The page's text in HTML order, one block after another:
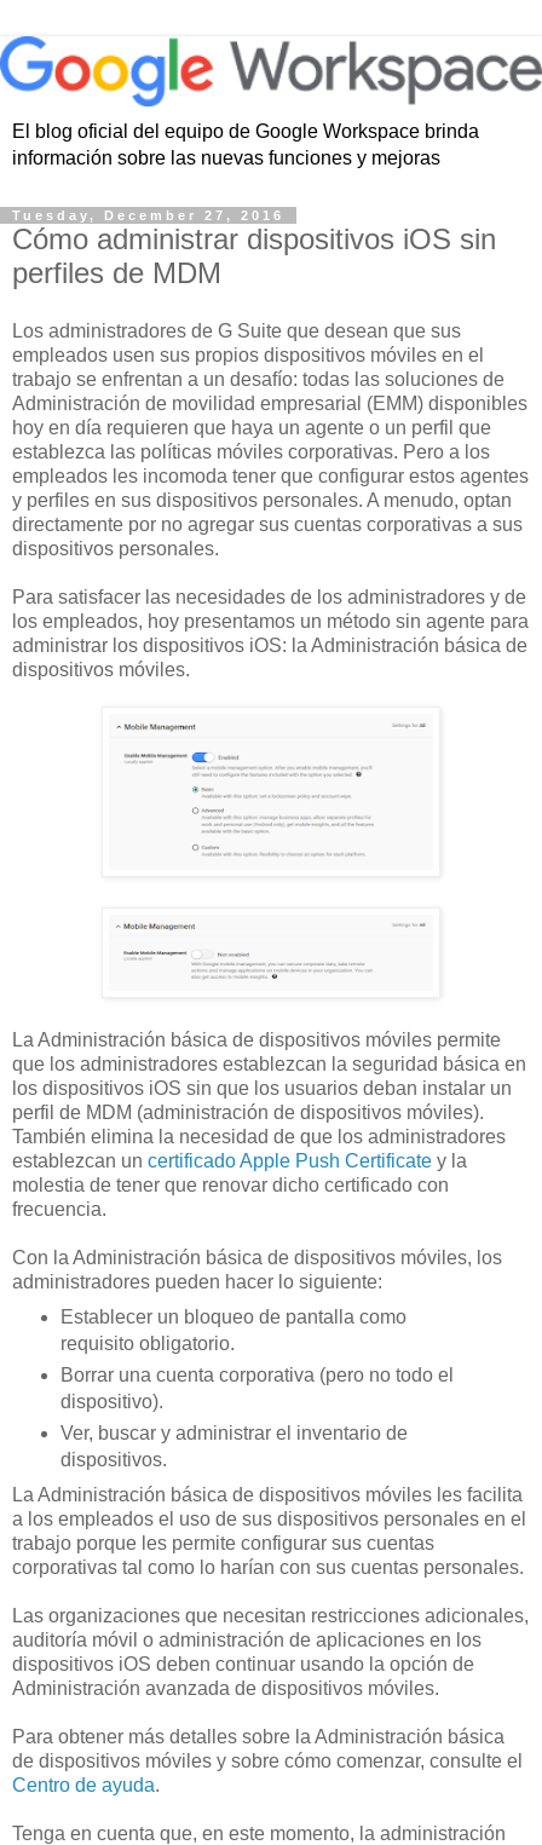
El blog oficial del equipo de Google Workspace brinda
información sobre las nuevas funciones y mejoras
Tuesday, December 27, 2016
Cómo administrar dispositivos iOS sin
perfiles de MDM
Los administradores de G Suite que desean que sus
empleados usen sus propios dispositivos móviles en el
trabajo se enfrentan a un desafío: todas las soluciones de
Administración de movilidad empresarial (EMM) disponibles
hoy en día requieren que haya un agente o un perfil que
establezca las políticas móviles corporativas. Pero a los
empleados les incomoda tener que configurar estos agentes
y perfiles en sus dispositivos personales. A menudo, optan
directamente por no agregar sus cuentas corporativas a sus
dispositivos personales.
Para satisfacer las necesidades de los administradores y de
los empleados, hoy presentamos un método sin agente para
administrar los dispositivos iOS: la Administración básica de
dispositivos móviles.
La Administración básica de dispositivos móviles permite
que los administradores establezcan la seguridad básica en
los dispositivos iOS sin que los usuarios deban instalar un
perfil de MDM (administración de dispositivos móviles).
También elimina la necesidad de que los administradores
establezcan un certificado Apple Push Certificate y la
molestia de tener que renovar dicho certificado con
frecuencia.
Con la Administración básica de dispositivos móviles, los
administradores pueden hacer lo siguiente:
Establecer un bloqueo de pantalla como
requisito obligatorio.
Borrar una cuenta corporativa (pero no todo el
dispositivo).
Ver, buscar y administrar el inventario de
dispositivos.
La Administración básica de dispositivos móviles les facilita
a los empleados el uso de sus dispositivos personales en el
trabajo porque les permite configurar sus cuentas
corporativas tal como lo harían con sus cuentas personales.
Las organizaciones que necesitan restricciones adicionales,
auditoría móvil o administración de aplicaciones en los
dispositivos iOS deben continuar usando la opción de
Administración avanzada de dispositivos móviles.
Para obtener más detalles sobre la Administración básica
de dispositivos móviles y sobre cómo comenzar, consulte el
Centro de ayuda.
Tenga en cuenta que, en este momento, la administración